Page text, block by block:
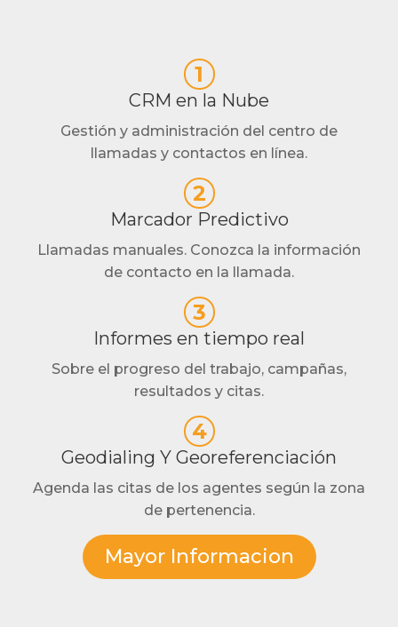
1
CRM en la Nube
Gestión y administración del centro de
llamadas y contactos en línea.
2
Marcador Predictivo
Llamadas manuales. Conozca la información
de contacto en la llamada.
3
Informes en tiempo real
Sobre el progreso del trabajo, campañas,
resultados y citas.
4
Geodialing Y Georeferenciación
Agenda las citas de los agentes según la zona
de pertenencia.
Mayor Informacion